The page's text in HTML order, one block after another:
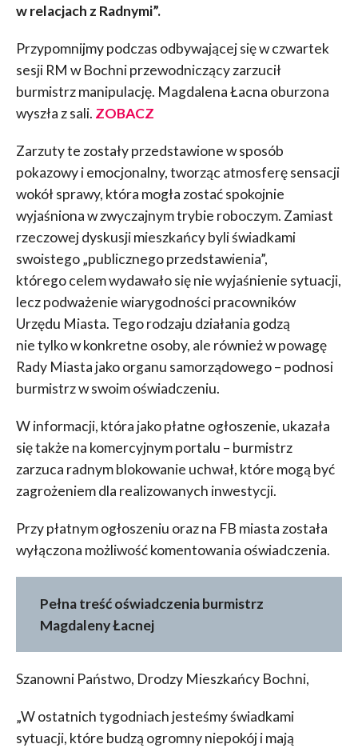
w relacjach z Radnymi”.
Przypomnijmy podczas odbywającej się w czwartek
sesji RM w Bochni przewodniczący zarzucił
burmistrz manipulację. Magdalena Łacna oburzona
wyszła z sali. ZOBACZ
Zarzuty te zostały przedstawione w sposób
pokazowy i emocjonalny, tworząc atmosferę sensacji
wokół sprawy, która mogła zostać spokojnie
wyjaśniona w zwyczajnym trybie roboczym. Zamiast
rzeczowej dyskusji mieszkańcy byli świadkami
swoistego „publicznego przedstawienia”,
którego celem wydawało się nie wyjaśnienie sytuacji,
lecz podważenie wiarygodności pracowników
Urzędu Miasta. Tego rodzaju działania godzą
nie tylko w konkretne osoby, ale również w powagę
Rady Miasta jako organu samorządowego – podnosi
burmistrz w swoim oświadczeniu.
W informacji, która jako płatne ogłoszenie, ukazała
się także na komercyjnym portalu – burmistrz
zarzuca radnym blokowanie uchwał, które mogą być
zagrożeniem dla realizowanych inwestycji.
Przy płatnym ogłoszeniu oraz na FB miasta została
wyłączona możliwość komentowania oświadczenia.
Pełna treść oświadczenia burmistrz
Magdaleny Łacnej
Szanowni Państwo, Drodzy Mieszkańcy Bochni,
„W ostatnich tygodniach jesteśmy świadkami
sytuacji, które budzą ogromny niepokój i mają